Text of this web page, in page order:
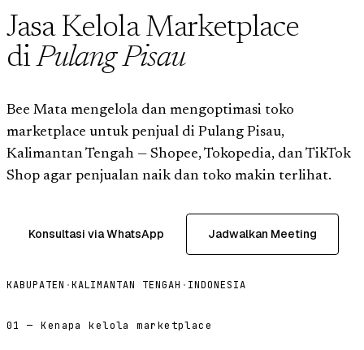
Jasa Kelola Marketplace
diPulang Pisau
Bee Mata mengelola dan mengoptimasi toko
marketplace untuk penjual di Pulang Pisau,
Kalimantan Tengah — Shopee, Tokopedia, dan TikTok
Shop agar penjualan naik dan toko makin terlihat.
Konsultasi via WhatsApp Jadwalkan Meeting
KABUPATEN ·KALIMANTAN TENGAH · INDONESIA
01 — Kenapa kelola marketplace